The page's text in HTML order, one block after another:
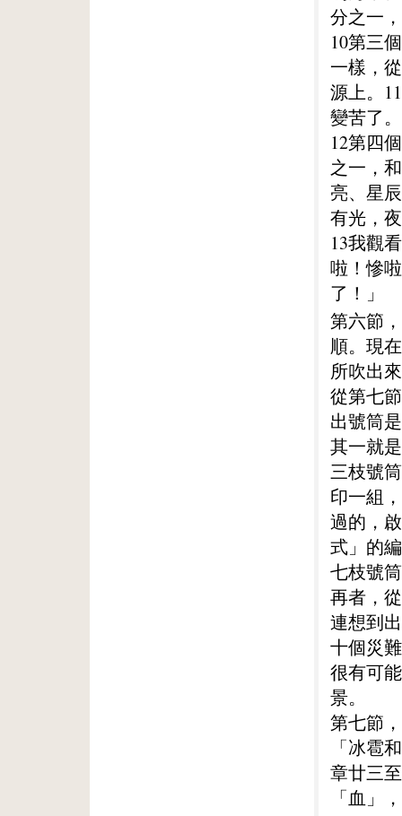
分之一
10第三
一樣，
源上。
變苦了
12第四
之一，
亮、星
有光，
13我觀
啦！慘
了！」
第六節
順。現
所吹出
從第七
出號筒
其一就
三枝號
印一組
過的，
式」的
七枝號
再者，
連想到
十個災
很有可
景。
第七節
「冰雹
章廿三
「血」